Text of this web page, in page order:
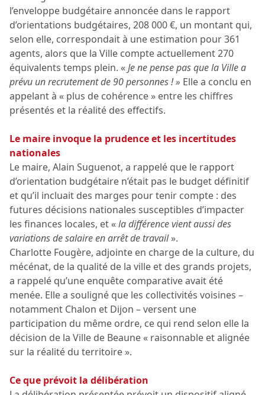
l’enveloppe budgétaire annoncée dans le rapport
d’orientations budgétaires, 208 000 €, un montant qui,
selon elle, correspondait à une estimation pour 361
agents, alors que la Ville compte actuellement 270
équivalents temps plein. «Je ne pense pas que la Ville a
prévu un recrutement de 90 personnes ! » Elle a conclu en
appelant à « plus de cohérence » entre les chiffres
présentés et la réalité des effectifs.
Le maire invoque la prudence et les incertitudes
nationales
Le maire, Alain Suguenot, a rappelé que le rapport
d’orientation budgétaire n’était pas le budget définitif
et qu’il incluait des marges pour tenir compte : des
futures décisions nationales susceptibles d’impacter
les finances locales, et «la différence vient aussi des
variations de salaire en arrêt de travail».
Charlotte Fougère, adjointe en charge de la culture, du
mécénat, de la qualité de la ville et des grands projets,
a rappelé qu’une enquête comparative avait été
menée. Elle a souligné que les collectivités voisines –
notamment Chalon et Dijon – versent une
participation du même ordre, ce qui rend selon elle la
décision de la Ville de Beaune « raisonnable et alignée
sur la réalité du territoire ».
Ce que prévoit la délibération